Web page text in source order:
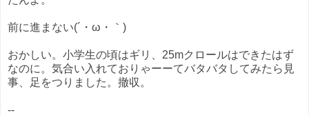
前に進まない(´・ω・｀)
おかしい。小学生の頃はギリ、25mクロールはできたはず
なのに。気合い入れておりゃーーてバタバタしてみたら見
事、足をつりました。撤収。
--